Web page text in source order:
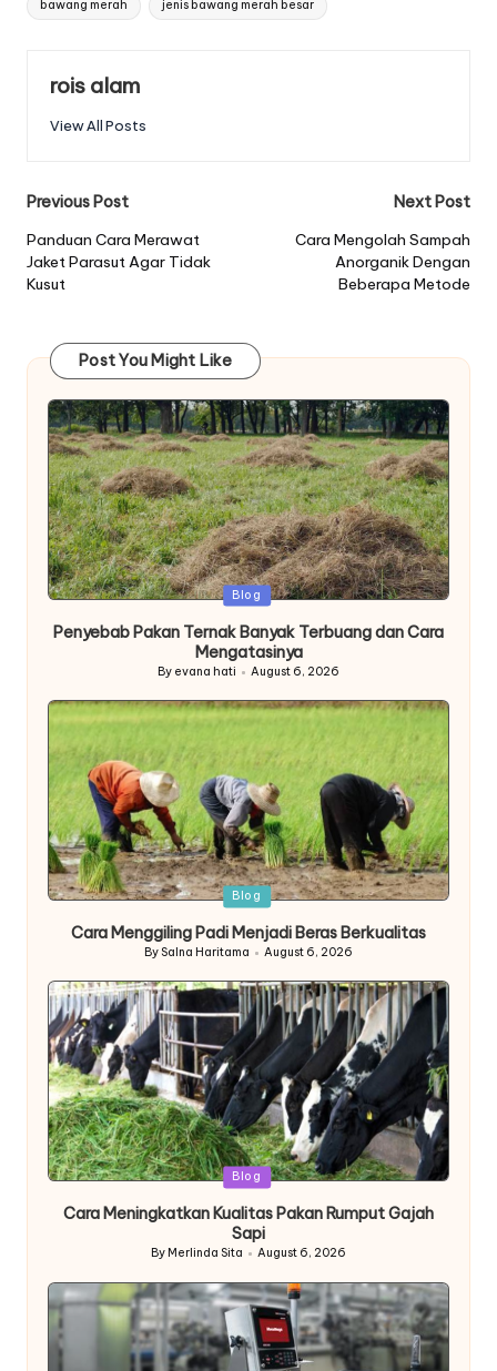
bawang merah jenis bawang merah besar
rois alam
View All Posts
Post
navigation
Previous Post
Panduan Cara Merawat
Jaket Parasut Agar Tidak
Kusut
Next Post
Cara Mengolah Sampah
Anorganik Dengan
Beberapa Metode
Post You Might Like
Posted
Blog
Penyebab Pakan Ternak Banyak Terbuang dan Cara
Mengatasinya
Posted
By evana hati August 6, 2026
Posted
Blog
Cara Menggiling Padi Menjadi Beras Berkualitas
Posted
By Salna Haritama August 6, 2026
Posted
Blog
Cara Meningkatkan Kualitas Pakan Rumput Gajah
Sapi
Posted
By Merlinda Sita August 6, 2026